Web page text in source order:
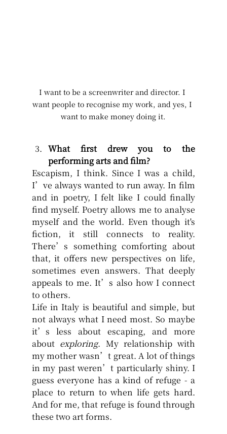
I want to be a screenwriter and director. I
want people to recognise my work, and yes, I
want to make money doing it.
What first drew you to the
performing arts and film?
Escapism, I think. Since I was a child,
I’ve always wanted to run away. In film
and in poetry, I felt like I could finally
find myself. Poetry allows me to analyse
myself and the world. Even though it's
fiction, it still connects to reality.
There’s something comforting about
that, it offers new perspectives on life,
sometimes even answers. That deeply
appeals to me. It’s also how I connect
to others.
Life in Italy is beautiful and simple, but
not always what I need most. So maybe
it’s less about escaping, and more
about exploring. My relationship with
my mother wasn’t great. A lot of things
in my past weren’t particularly shiny. I
guess everyone has a kind of refuge - a
place to return to when life gets hard.
And for me, that refuge is found through
these two art forms.